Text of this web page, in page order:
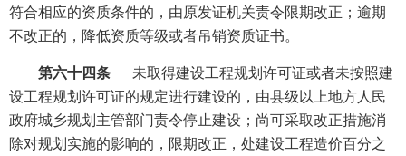
符合相应的资质条件的，由原发证机关责令限期改正；逾期
不改正的，降低资质等级或者吊销资质证书。
第六十四条
未取得建设工程规划许可证或者未按照建
设工程规划许可证的规定进行建设的，由县级以上地方人民
政府城乡规划主管部门责令停止建设；尚可采取改正措施消
除对规划实施的影响的，限期改正，处建设工程造价百分之